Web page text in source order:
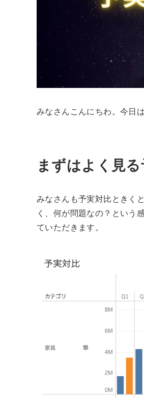
みなさんこんにちわ。今日
まずはよく見
みなさんも予実対比ときく
く、何が問題なの？という
ていただきます。